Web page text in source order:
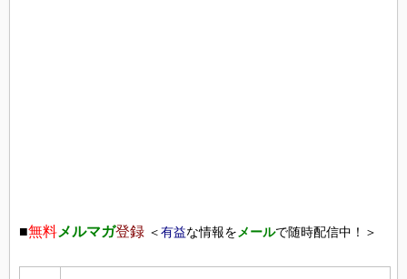
■無料メルマガ登録 ＜有益な情報を メールで随時配信中！＞